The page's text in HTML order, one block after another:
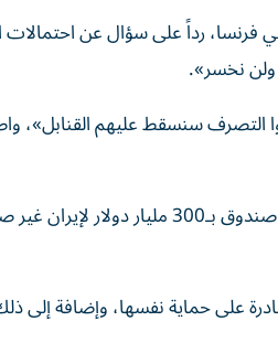
⁠رداً على سؤال عن احتمالات
ولن نخسر».
التصرف سنسقط عليهم القنابل»،
وأكمل: «لن نستثمر أي أموال في إيران،
على حماية نفسها، وإضافة إلى